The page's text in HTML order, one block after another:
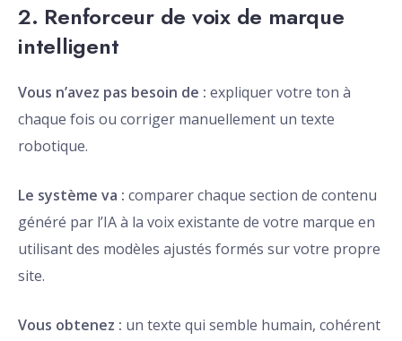
2. Renforceur de voix de marque
intelligent
Vous n’avez pas besoin de : expliquer votre ton à
chaque fois ou corriger manuellement un texte
robotique.
Le système va : comparer chaque section de contenu
généré par l’IA à la voix existante de votre marque en
utilisant des modèles ajustés formés sur votre propre
site.
Vous obtenez : un texte qui semble humain, cohérent